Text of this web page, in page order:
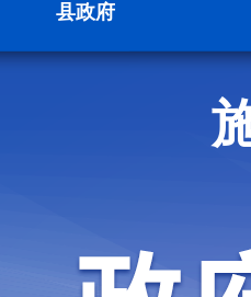
县政府